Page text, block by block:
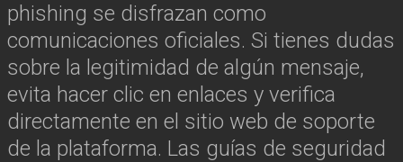
phishing se disfrazan como
comunicaciones oficiales. Si tienes dudas
sobre la legitimidad de algún mensaje,
evita hacer clic en enlaces y verifica
directamente en el sitio web de soporte
de la plataforma. Las guías de seguridad